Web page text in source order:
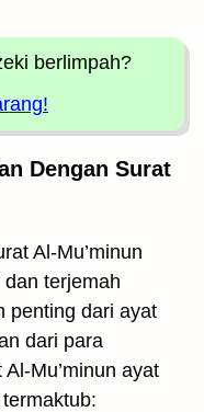
berlimpah?
Dengan Surat
Al-Mu’minun
terjemah
penting dari ayat
dari para
Mu’minun ayat